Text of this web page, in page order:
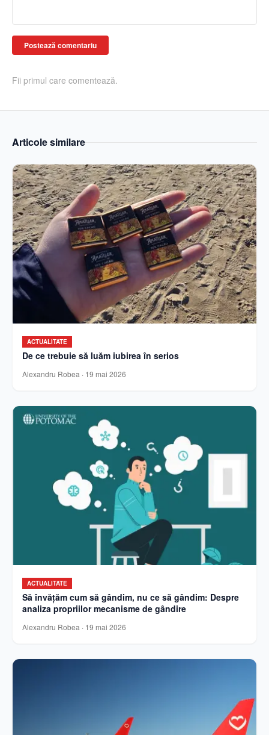
Postează comentariu
Fii primul care comentează.
Articole similare
ACTUALITATE
De ce trebuie să luăm iubirea în serios
Alexandru Robea · 19 mai 2026
ACTUALITATE
Să învățăm cum să gândim, nu ce să gândim: Despre
analiza propriilor mecanisme de gândire
Alexandru Robea · 19 mai 2026